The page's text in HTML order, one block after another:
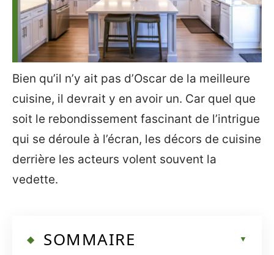
Bien qu’il n’y ait pas d’Oscar de la meilleure
cuisine, il devrait y en avoir un. Car quel que
soit le rebondissement fascinant de l’intrigue
qui se déroule à l’écran, les décors de cuisine
derrière les acteurs volent souvent la
vedette.
SOMMAIRE